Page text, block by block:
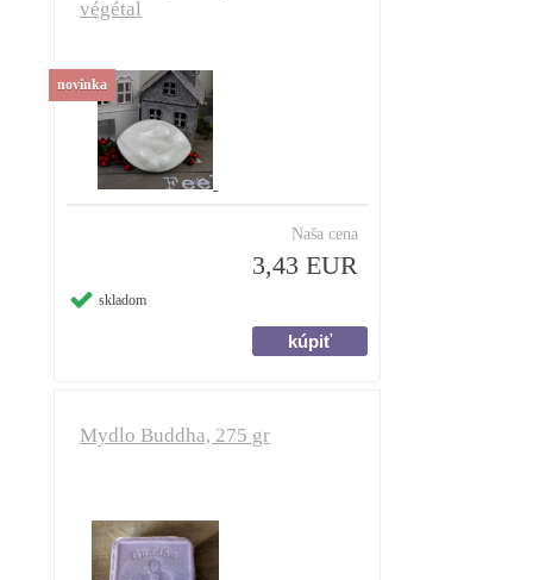
végétal
Naša cena
3,43 EUR
skladom
novinka
Mydlo Buddha, 275 gr